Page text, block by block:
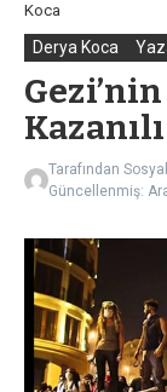
Koca
Derya Koca
Tarafından
Güncellenmiş: